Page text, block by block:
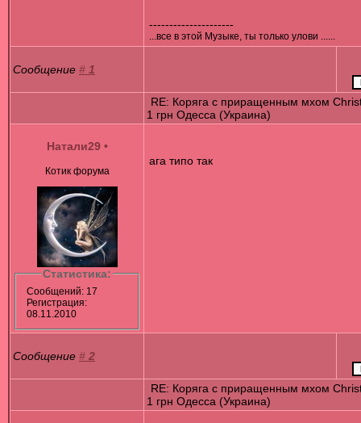
---------------------
...все в этой Музыке, ты только улови ......
Сообщение # 1
RE: Коряга с приращенным мхом
1 грн Одесса (Украина)
Натали29 •
Котик форума
Статистика:
Сообщений: 17
Регистрация:
08.11.2010
ага типо так
Сообщение # 2
RE: Коряга с приращенным мхом
1 грн Одесса (Украина)